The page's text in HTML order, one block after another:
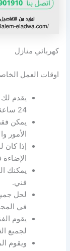
كهربائي منازل
اوقات العمل
يقدم
24 ساعة في اليوم، ويعمل طوال أيام الأسبوع.
يمكن
الأمور
إذا كان
يمكنك
فني.
لحل
في
يقوم
لجميع
ويقوم